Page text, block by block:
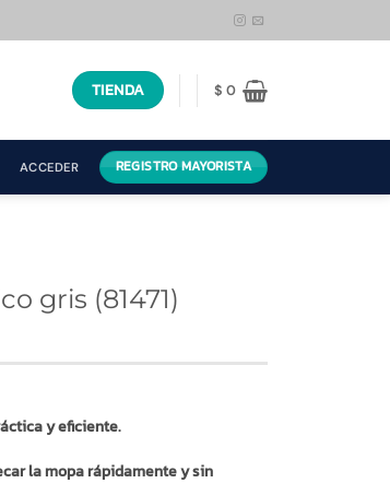
TIENDA $ 0
ACCEDER REGISTRO MAYORISTA
gris (81471)
y eficiente.
la mopa rápidamente y sin